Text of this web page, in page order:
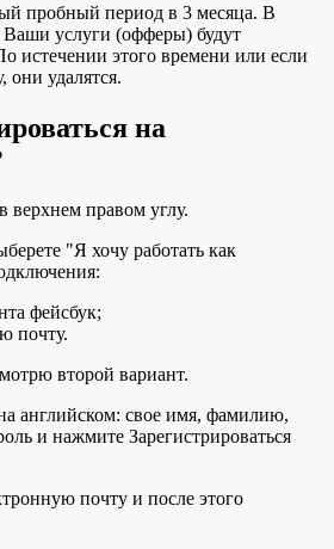
пробный период в 3 месяца. В
Ваши услуги (офферы) будут
истечении этого времени или если
удалятся.
на
правом углу.
"Я хочу работать как
фейсбук;
почту.
второй вариант.
английском: свое имя, фамилию,
и нажмите Зарегистрироваться
почту и после этого